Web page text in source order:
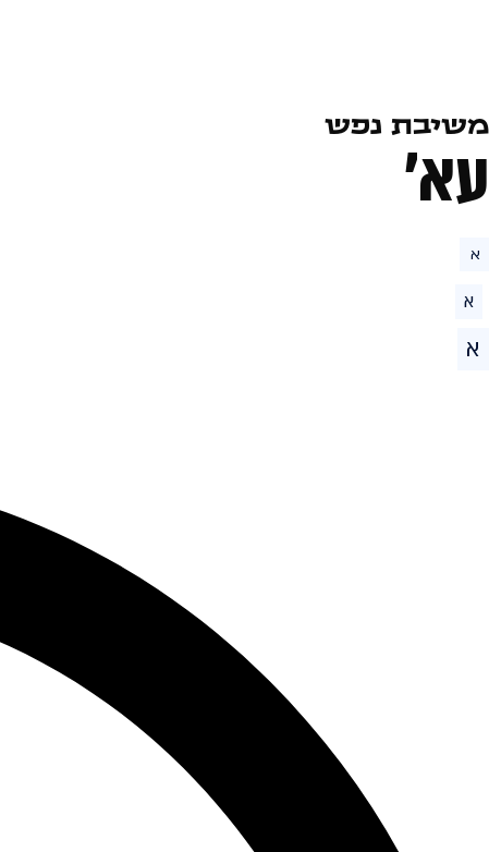
משיבת נפש
עא׳
א
א
א